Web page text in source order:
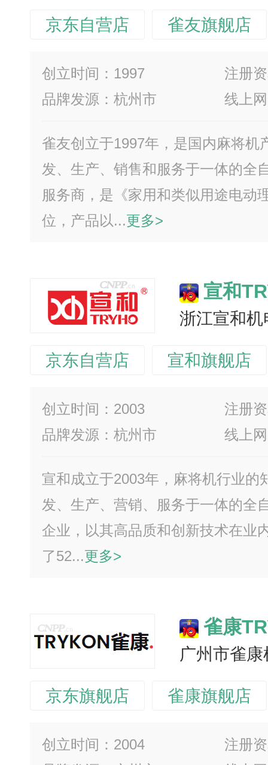
京东自营店 雀友旗舰店
创立时间：1997
注册
品牌发源：杭州市
线上
雀友创立于1997年，是国内麻将机
发、生产、销售和服务于一体的全
服务商，是《家用和类似用途电动
位，产品以...更多>
宣和
浙江宣和
京东自营店 宣和旗舰店
创立时间：2003
注册
品牌发源：杭州市
线上
宣和成立于2003年，麻将机行业的
发、生产、营销、服务于一体的全
企业，以其高品质和创新技术在业
了52...更多>
雀康
广州市雀
京东旗舰店 雀康旗舰店
创立时间：2004
注册